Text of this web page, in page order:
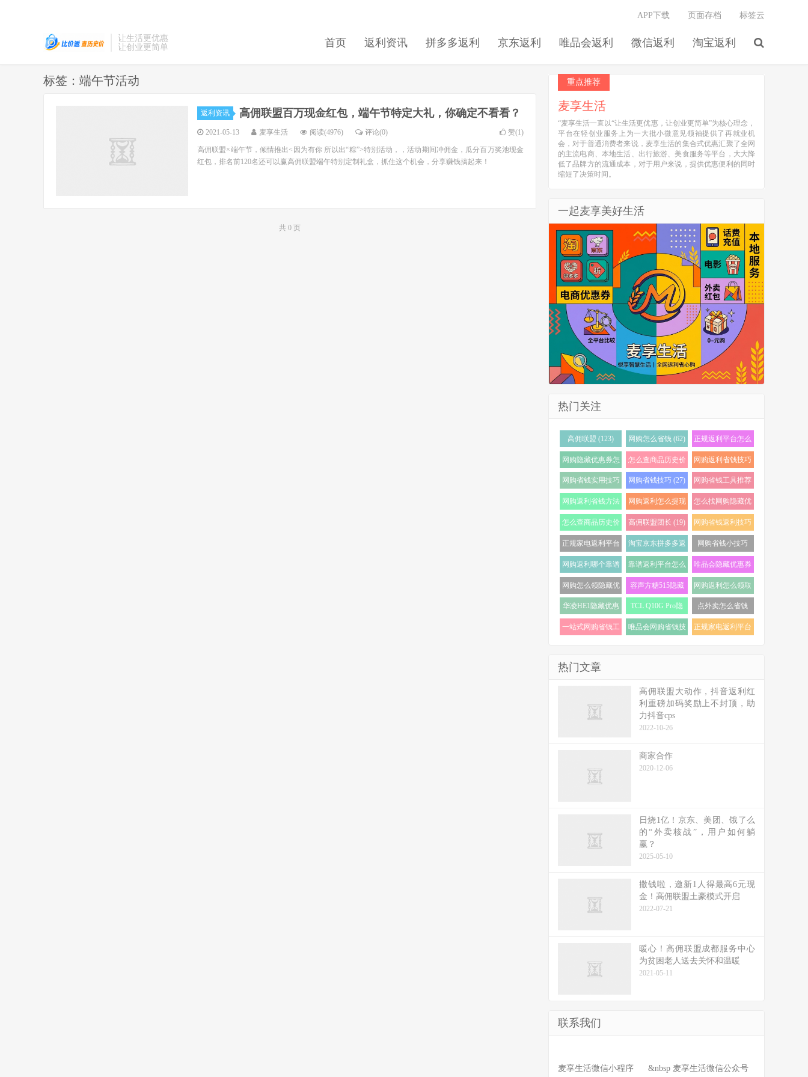
让生活更优惠
让创业更简单
首页 返利资讯 拼多多返利 京东返利 唯品会返利 微信返利 淘宝返利
APP下载 页面存档 标签云
标签：端午节活动
返利资讯 高佣联盟百万现金红包，端午节特定大礼，你确定不看看？
2021-05-13 麦享生活 阅读(4976) 评论(0) 赞(1)
高佣联盟×端午节，倾情推出<因为有你 所以出“粽”>特别活动，，活动期间冲佣金，瓜分百万奖池现金
红包，排名前120名还可以赢高佣联盟端午特别定制礼盒，抓住这个机会，分享赚钱搞起来！
共 0 页
重点推荐
麦享生活
“麦享生活一直以“让生活更优惠，让创业更简单”为核心理念，
平台在轻创业服务上为一大批小微意见领袖提供了再就业机
会，对于普通消费者来说，麦享生活的集合式优惠汇聚了全网
的主流电商、本地生活、出行旅游、美食服务等平台，大大降
低了品牌方的流通成本，对于用户来说，提供优惠便利的同时
缩短了决策时间。
一起麦享美好生活
热门关注
高佣联盟 (123) 网购怎么省钱 (62)
正规返利平台怎么
选 (56)
网购隐藏优惠券怎
么找 (38)
怎么查商品历史价
格 (36)
网购返利省钱技巧
(35)
网购省钱实用技巧
(34)
网购省钱技巧 (27)
网购省钱工具推荐
(24)
网购返利省钱方法
(22)
网购返利怎么提现
(21)
怎么找网购隐藏优
惠券 (21)
怎么查商品历史价
格走势 (20)
高佣联盟团长 (19)
网购省钱返利技巧
(19)
正规家电返利平台
怎么选 (18)
淘宝京东拼多多返
利 (18)
网购省钱小技巧
(18)
网购返利哪个靠谱
(17)
靠谱返利平台怎么
选 (17)
唯品会隐藏优惠券
怎么找 (17)
网购怎么领隐藏优
惠券 (17)
容声方糖515隐藏
优惠券 (16)
网购返利怎么领取
(16)
华凌HE1隐藏优惠
券 (16)
TCL Q10G Pro隐
藏优惠券 (16)
点外卖怎么省钱
(16)
一站式网购省钱工
唯品会网购省钱技
正规家电返利平台
热门文章
高佣联盟大动作，抖音返利红
利重磅加码奖励上不封顶，助
力抖音cps
2022-10-26
商家合作
2020-12-06
日烧1亿！京东、美团、饿了么
的“外卖核战”，用户如何躺
赢？
2025-05-10
撒钱啦，邀新1人得最高6元现
金！高佣联盟土豪模式开启
2022-07-21
暖心！高佣联盟成都服务中心
为贫困老人送去关怀和温暖
2021-05-11
联系我们
麦享生活微信小程序 &nbsp 麦享生活微信公众号